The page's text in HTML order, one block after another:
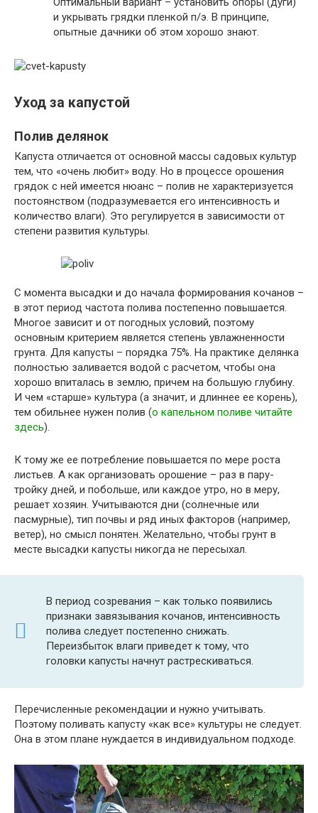
и укрывать грядки пленкой п/э. В принципе,
опытные дачники об этом хорошо знают.
Уход за капустой
Полив делянок
Капуста отличается от основной массы садовых культур
тем, что «очень любит» воду. Но в процессе орошения
грядок с ней имеется нюанс – полив не характеризуется
постоянством (подразумевается его интенсивность и
количество влаги). Это регулируется в зависимости от
степени развития культуры.
С момента высадки и до начала формирования кочанов –
в этот период частота полива постепенно повышается.
Многое зависит и от погодных условий, поэтому
основным критерием является степень увлажненности
грунта. Для капусты – порядка 75%. На практике делянка
полностью заливается водой с расчетом, чтобы она
хорошо впиталась в землю, причем на большую глубину.
И чем «старше» культура (а значит, и длиннее ее корень),
тем обильнее нужен полив (о капельном поливе читайте
здесь).
К тому же ее потребление повышается по мере роста
листьев. А как организовать орошение – раз в пару-
тройку дней, и побольше, или каждое утро, но в меру,
решает хозяин. Учитываются дни (солнечные или
пасмурные), тип почвы и ряд иных факторов (например,
ветер), но смысл понятен. Желательно, чтобы грунт в
месте высадки капусты никогда не пересыхал.
В период созревания – как только появились
признаки завязывания кочанов, интенсивность
полива следует постепенно снижать.
Переизбыток влаги приведет к тому, что
головки капусты начнут растрескиваться.
Перечисленные рекомендации и нужно учитывать.
Поэтому поливать капусту «как все» культуры не следует.
Она в этом плане нуждается в индивидуальном подходе.